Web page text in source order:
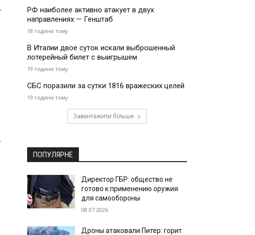
РФ наиболее активно атакует в двух
направлениях — Генштаб
18 години тому
В Италии двое суток искали выброшенный
лотерейный билет с выигрышем
19 години тому
СБС поразили за сутки 1816 вражеских целей
19 години тому
Завантажити більше
ПОПУЛЯРНЕ
Директор ГБР: общество не
готово к применению оружия
для самообороны
08.07.2026
Дроны атаковали Питер: горит